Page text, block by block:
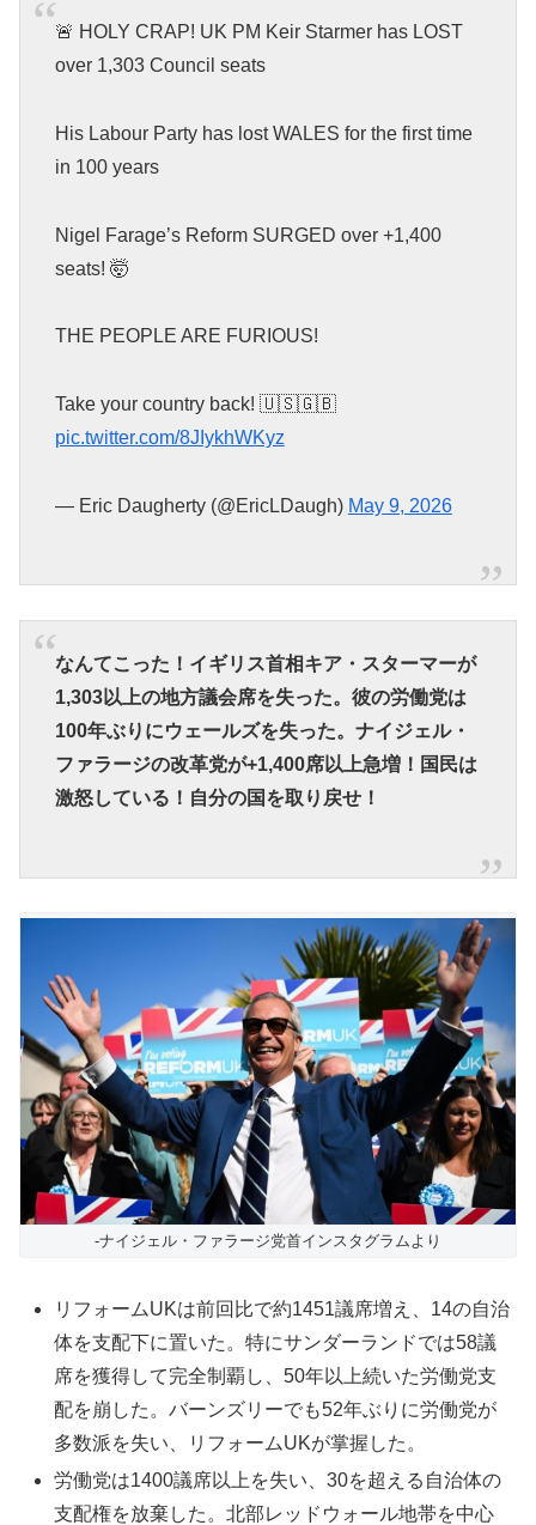
🚨 HOLY CRAP! UK PM Keir Starmer has LOST
over 1,303 Council seats
His Labour Party has lost WALES for the first time
in 100 years
Nigel Farage’s Reform SURGED over +1,400
seats! 🤯
THE PEOPLE ARE FURIOUS!
Take your country back! 🇺🇸🇬🇧
pic.twitter.com/8JIykhWKyz
— Eric Daugherty (@EricLDaugh) May 9, 2026
なんてこった！イギリス首相キア・スターマーが
1,303以上の地方議会席を失った。彼の労働党は
100年ぶりにウェールズを失った。ナイジェル・
ファラージの改革党が+1,400席以上急増！国民は
激怒している！自分の国を取り戻せ！
-ナイジェル・ファラージ党首インスタグラムより
リフォームUKは前回比で約1451議席増え、14の自治
体を支配下に置いた。特にサンダーランドでは58議
席を獲得して完全制覇し、50年以上続いた労働党支
配を崩した。バーンズリーでも52年ぶりに労働党が
多数派を失い、リフォームUKが掌握した。
労働党は1400議席以上を失い、30を超える自治体の
支配権を放棄した。北部レッドウォール地帯を中心